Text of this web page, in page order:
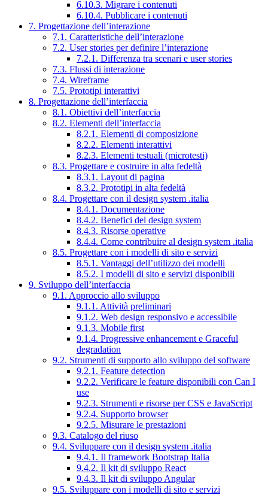
6.10.3. Migrare i contenuti
6.10.4. Pubblicare i contenuti
7. Progettazione dell’interazione
7.1. Caratteristiche dell’interazione
7.2. User stories per definire l’interazione
7.2.1. Differenza tra scenari e user stories
7.3. Flussi di interazione
7.4. Wireframe
7.5. Prototipi interattivi
8. Progettazione dell’interfaccia
8.1. Obiettivi dell’interfaccia
8.2. Elementi dell’interfaccia
8.2.1. Elementi di composizione
8.2.2. Elementi interattivi
8.2.3. Elementi testuali (microtesti)
8.3. Progettare e costruire in alta fedeltà
8.3.1. Layout di pagina
8.3.2. Prototipi in alta fedeltà
8.4. Progettare con il design system .italia
8.4.1. Documentazione
8.4.2. Benefici del design system
8.4.3. Risorse operative
8.4.4. Come contribuire al design system .italia
8.5. Progettare con i modelli di sito e servizi
8.5.1. Vantaggi dell’utilizzo dei modelli
8.5.2. I modelli di sito e servizi disponibili
9. Sviluppo dell’interfaccia
9.1. Approccio allo sviluppo
9.1.1. Attività preliminari
9.1.2. Web design responsivo e accessibile
9.1.3. Mobile first
9.1.4. Progressive enhancement e Graceful
degradation
9.2. Strumenti di supporto allo sviluppo del software
9.2.1. Feature detection
9.2.2. Verificare le feature disponibili con Can I
use
9.2.3. Strumenti e risorse per CSS e JavaScript
9.2.4. Supporto browser
9.2.5. Misurare le prestazioni
9.3. Catalogo del riuso
9.4. Sviluppare con il design system .italia
9.4.1. Il framework Bootstrap Italia
9.4.2. Il kit di sviluppo React
9.4.3. Il kit di sviluppo Angular
9.5. Sviluppare con i modelli di sito e servizi